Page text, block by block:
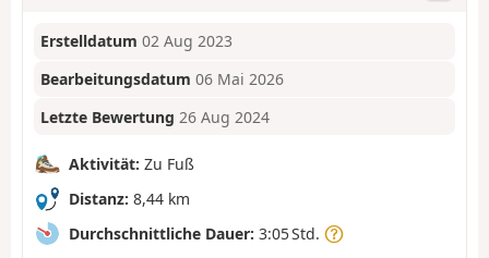
Erstelldatum 02 Aug 2023
Bearbeitungsdatum 06 Mai 2026
Letzte Bewertung 26 Aug 2024
Aktivität: Zu Fuß
Distanz: 8,44 km
Durchschnittliche Dauer: 3:05 Std.